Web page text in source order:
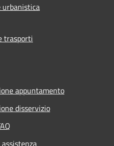
urbanistica
trasporti
appuntamento
disservizio